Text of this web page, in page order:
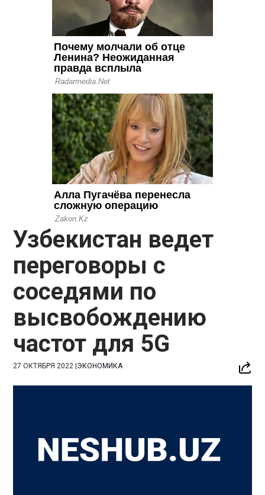
Узбекистан ведет
переговоры с
соседями по
высвобождению
частот для 5G
27 ОКТЯБРЯ 2022 |ЭКОНОМИКА